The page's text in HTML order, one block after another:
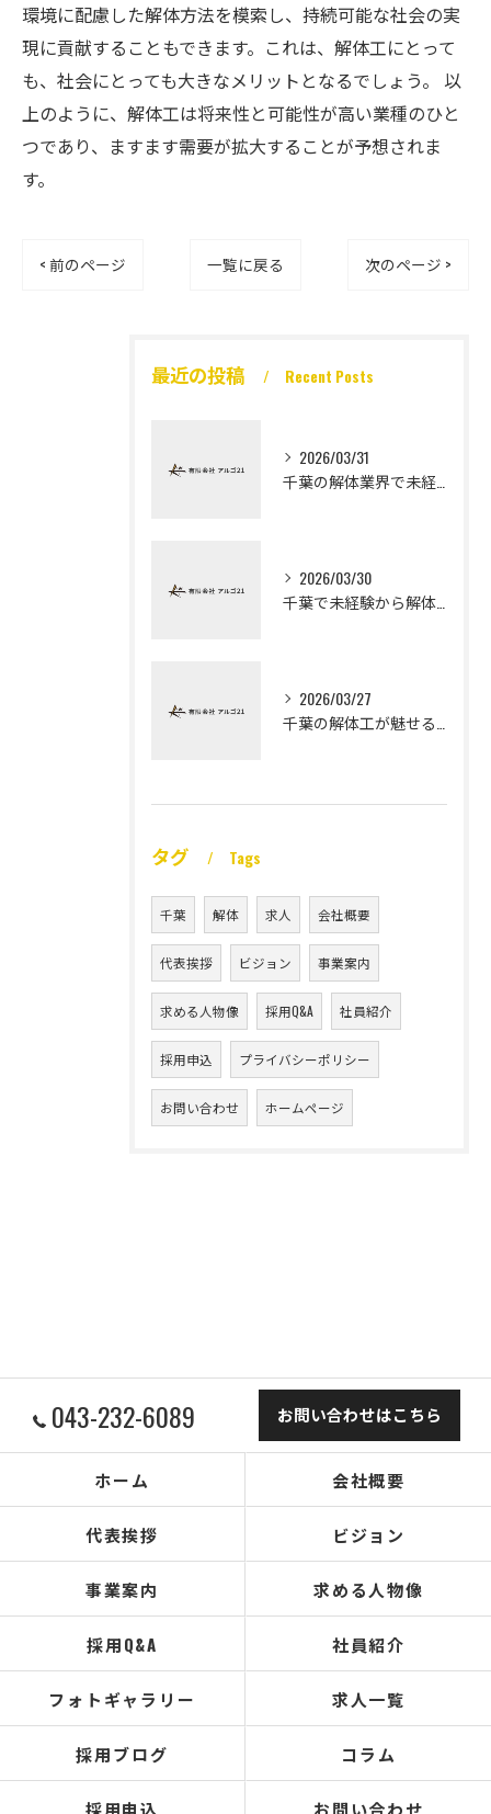
環境に配慮した解体方法を模索し、持続可能な社会の実
現に貢献することもできます。これは、解体工にとって
も、社会にとっても大きなメリットとなるでしょう。 以
上のように、解体工は将来性と可能性が高い業種のひと
つであり、ますます需要が拡大することが予想されま
す。
< 前のページ 一覧に戻る 次のページ >
最近の投稿 Recent Posts
2026/03/31
2026/03/30
2026/03/27
タグ Tags
千葉 解体 求人 会社概要
代表挨拶 ビジョン 事業案内
求める人物像 採用Q&A 社員紹介
採用申込 プライバシーポリシー
お問い合わせ ホームページ
043-232-6089 お問い合わせはこちら
ホーム 会社概要
代表挨拶 ビジョン
事業案内 求める人物像
採用Q&A 社員紹介
フォトギャラリー 求人一覧
採用ブログ コラム
採用申込 お問い合わせ